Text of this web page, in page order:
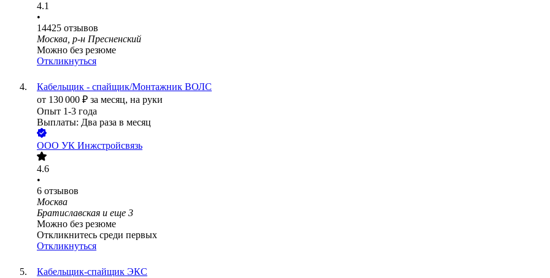
4.1
•
14425 отзывов
Москва, р-н Пресненский
Можно без резюме
Откликнуться
Кабельщик - спайщик/Монтажник ВОЛС
от 130 000 ₽ за месяц, на руки
Опыт 1-3 года
Выплаты: Два раза в месяц
ООО УК Инжстройсвязь
4.6
•
6 отзывов
Москва
Братиславская и еще 3
Можно без резюме
Откликнитесь среди первых
Откликнуться
Кабельщик-спайщик ЭКС